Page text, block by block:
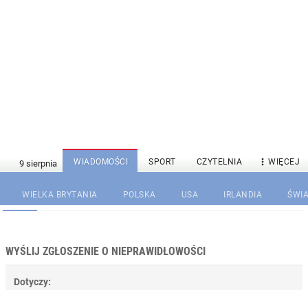
WIADOMOŚCI SPORT CZYTELNIA  WIĘCEJ
WIELKA BRYTANIA POLSKA USA IRLANDIA
WYŚLIJ ZGŁOSZENIE O NIEPRAWIDŁOWOŚCI
Dotyczy: